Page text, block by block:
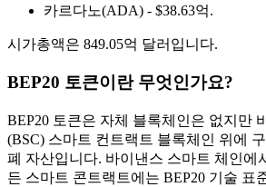
카르다노(ADA) - $38.63억.
시가총액은 849.05억 달러입니다.
BEP20 토큰이란 무엇인가요?
BEP20 토큰은 자체 블록체인은 없지만
(BSC) 스마트 컨트랙트 블록체인 위에
폐 자산입니다. 바이낸스 스마트 체인에
든 스마트 콘트랙트에는 BEP20 기술 표